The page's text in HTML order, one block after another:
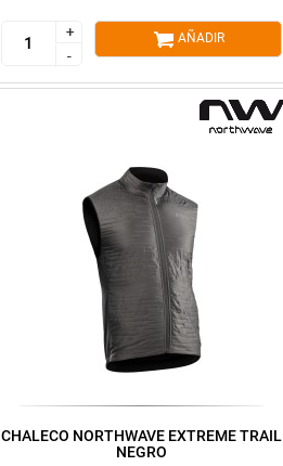
+
-
+
-
AÑADIR
CHALECO NORTHWAVE EXTREME TRAIL
NEGRO